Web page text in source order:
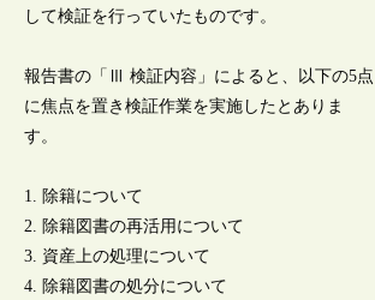
して検証を行っていたものです。
報告書の「Ⅲ 検証内容」によると、以下の5点
に焦点を置き検証作業を実施したとありま
す。
1. 除籍について
2. 除籍図書の再活用について
3. 資産上の処理について
4. 除籍図書の処分について